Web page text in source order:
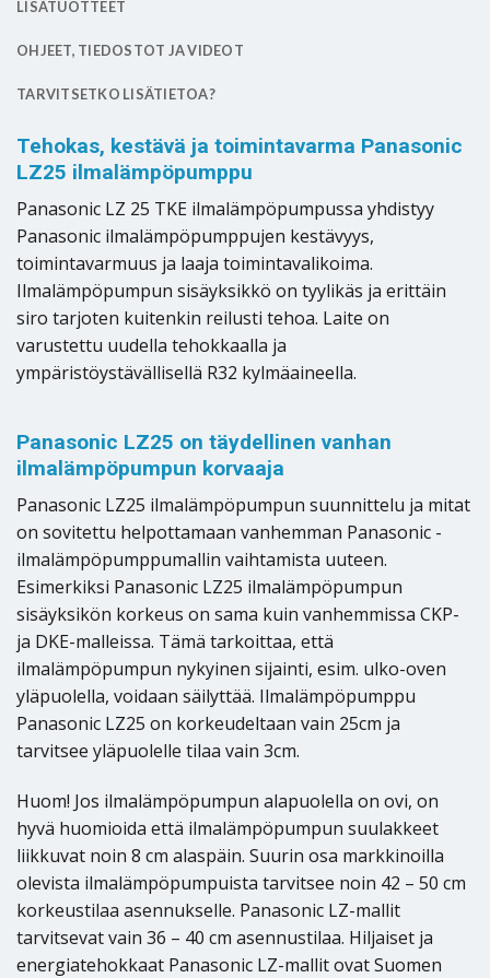
LISÄTUOTTEET
OHJEET, TIEDOSTOT JA VIDEOT
TARVITSETKO LISÄTIETOA?
Tehokas, kestävä ja toimintavarma Panasonic
LZ25 ilmalämpöpumppu
Panasonic LZ 25 TKE ilmalämpöpumpussa yhdistyy
Panasonic ilmalämpöpumppujen kestävyys,
toimintavarmuus ja laaja toimintavalikoima.
Ilmalämpöpumpun sisäyksikkö on tyylikäs ja erittäin
siro tarjoten kuitenkin reilusti tehoa. Laite on
varustettu uudella tehokkaalla ja
ympäristöystävällisellä R32 kylmäaineella.
Panasonic LZ25 on täydellinen vanhan
ilmalämpöpumpun korvaaja
Panasonic LZ25 ilmalämpöpumpun suunnittelu ja mitat
on sovitettu helpottamaan vanhemman Panasonic -
ilmalämpöpumppumallin vaihtamista uuteen.
Esimerkiksi Panasonic LZ25 ilmalämpöpumpun
sisäyksikön korkeus on sama kuin vanhemmissa CKP-
ja DKE-malleissa. Tämä tarkoittaa, että
ilmalämpöpumpun nykyinen sijainti, esim. ulko-oven
yläpuolella, voidaan säilyttää. Ilmalämpöpumppu
Panasonic LZ25 on korkeudeltaan vain 25cm ja
tarvitsee yläpuolelle tilaa vain 3cm.
Huom! Jos ilmalämpöpumpun alapuolella on ovi, on
hyvä huomioida että ilmalämpöpumpun suulakkeet
liikkuvat noin 8 cm alaspäin. Suurin osa markkinoilla
olevista ilmalämpöpumpuista tarvitsee noin 42 – 50 cm
korkeustilaa asennukselle. Panasonic LZ-mallit
tarvitsevat vain 36 – 40 cm asennustilaa. Hiljaiset ja
energiatehokkaat Panasonic LZ-mallit ovat Suomen